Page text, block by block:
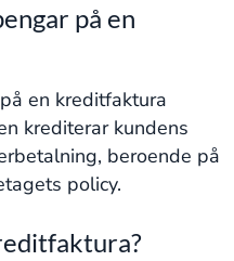
på en
en kreditfaktura
krediterar kundens
beroende på
policy.